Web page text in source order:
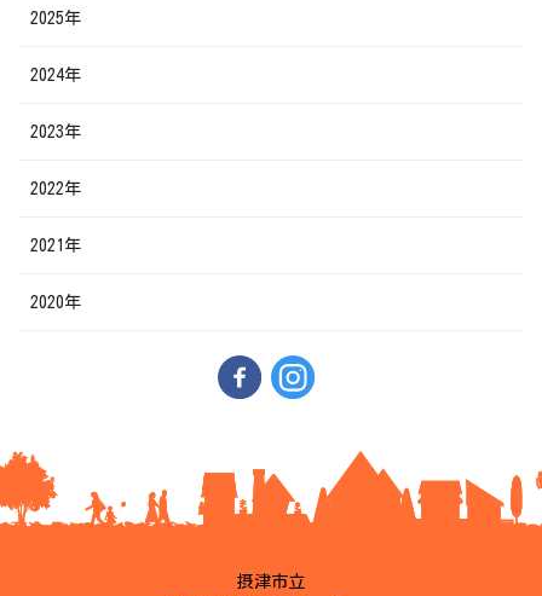
2025年
2024年
2023年
2022年
2021年
2020年
摂津市立